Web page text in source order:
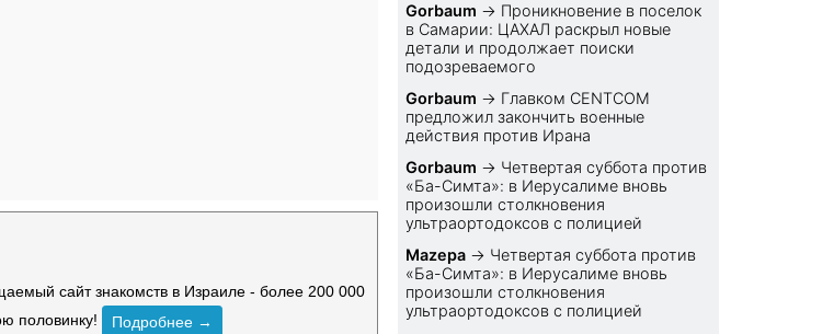
сайт знакомств в Израиле - более 200 000
половинку!
Подробнее →
Gorbaum → Проникновение в поселок
в Самарии: ЦАХАЛ раскрыл новые
детали и продолжает поиски
подозреваемого
Gorbaum → Главком CENTCOM
предложил закончить военные
действия против Ирана
Gorbaum → Четвертая суббота против
«Ба-Симта»: в Иерусалиме вновь
произошли столкновения
ультраортодоксов с полицией
Mazepa → Четвертая суббота против
«Ба-Симта»: в Иерусалиме вновь
произошли столкновения
ультраортодоксов с полицией